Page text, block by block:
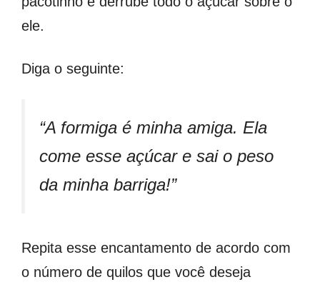
ele.
Diga o seguinte:
“A formiga é minha amiga. Ela
come esse açúcar e sai o peso
da minha barriga!”
Repita esse encantamento de acordo com
o número de quilos que você deseja